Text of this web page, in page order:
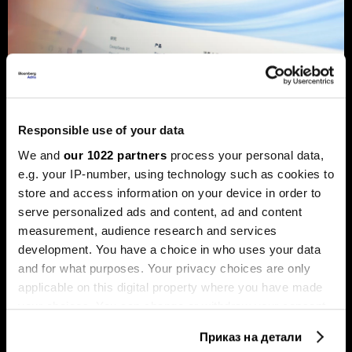
Responsible use of your data
We and our 1022 partners process your personal data,
e.g. your IP-number, using technology such as cookies to
store and access information on your device in order to
serve personalized ads and content, ad and content
measurement, audience research and services
development. You have a choice in who uses your data
and for what purposes. Your privacy choices are only
applicable on this digital property where you have made
your choices. You can change or withdraw your consent
Приказ на детали
„Дипсик“ развива сопствен ВИ-
чип, „Енвидија“ под притисок
Кинеската компанија работи на чип наменет за
инференција, додека најголемите светски компании
сè повеќе вложуваат во развој на сопствен хардвер
за да ја намалат зависноста од „Енвидија“ и да ги
оптимизираат ВИ-системите.
Како ВИ агентите им